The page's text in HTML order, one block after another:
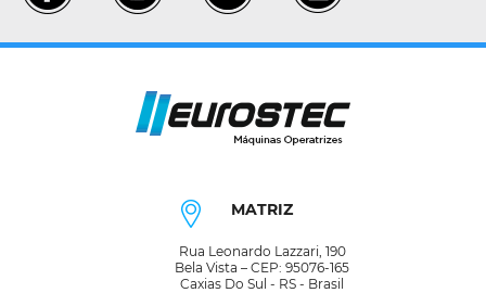
MATRIZ
Rua Leonardo Lazzari, 190
Bela Vista – CEP: 95076-165
Caxias Do Sul - RS - Brasil